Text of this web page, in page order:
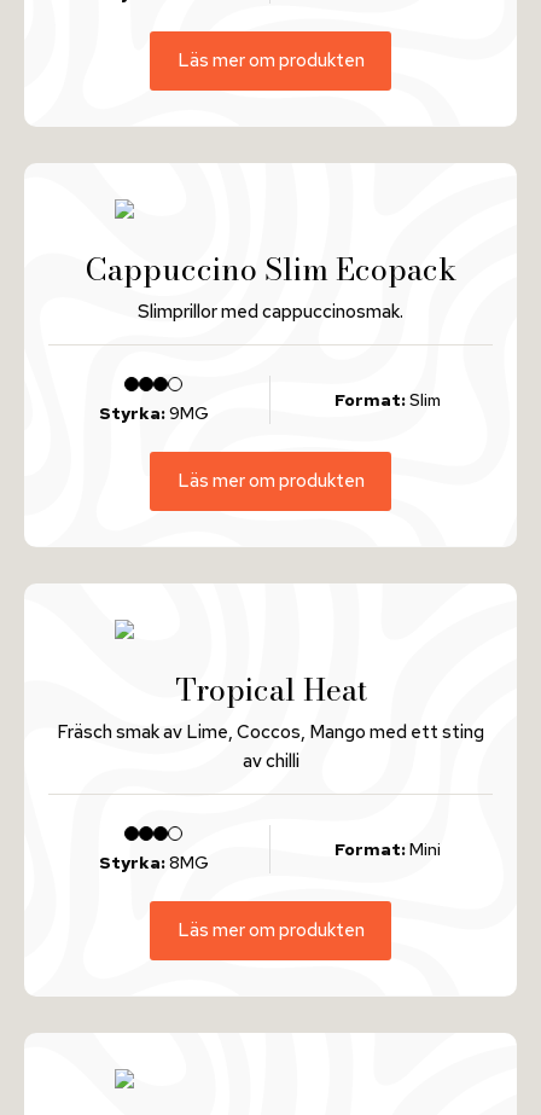
Läs mer om produkten
Cappuccino Slim Ecopack
Slimprillor med cappuccinosmak.
Styrka:9MG
Format:Slim
Läs mer om produkten
Tropical Heat
Fräsch smak av Lime, Coccos, Mango med ett sting
av chilli
Styrka:8MG
Format:Mini
Läs mer om produkten